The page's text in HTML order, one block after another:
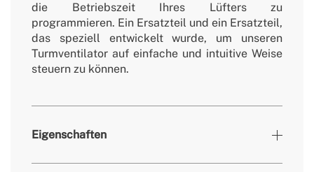
die Betriebszeit Ihres Lüfters zu
programmieren. Ein Ersatzteil und ein Ersatzteil,
das speziell entwickelt wurde, um unseren
Turmventilator auf einfache und intuitive Weise
steuern zu können.
Eigenschaften